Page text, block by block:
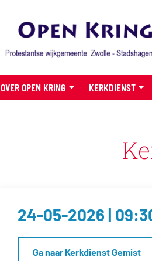
OVER OPEN KRING KERKDIENST
24-05-2026 |
Ga naar Kerkdienst Gemist